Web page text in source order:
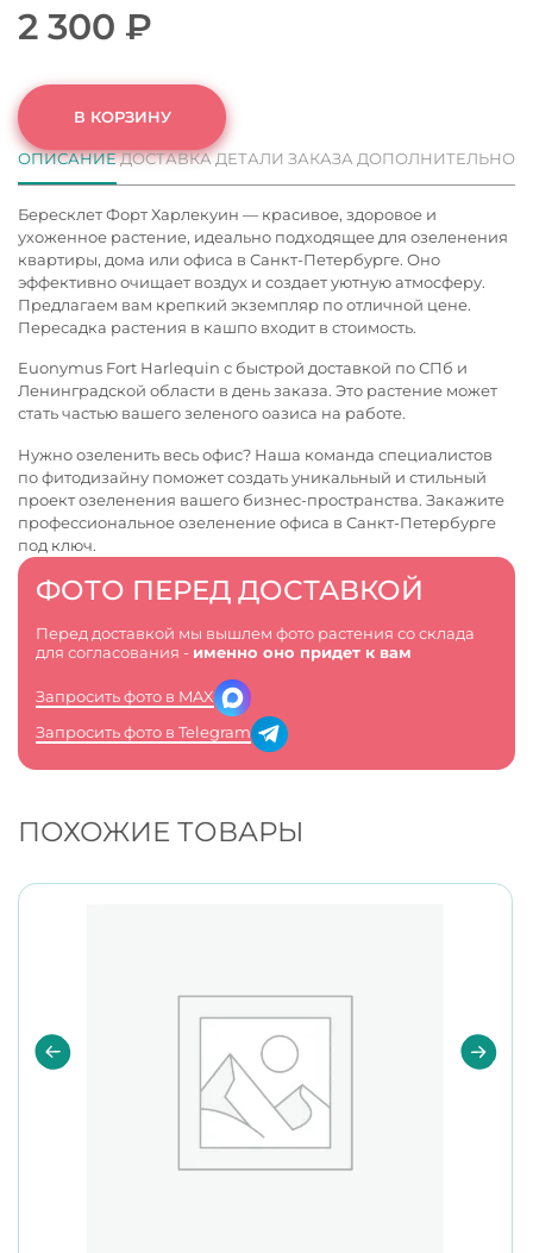
2 300 ₽
В КОРЗИНУ
ФОТО ПЕРЕД ДОСТАВКОЙ
Перед доставкой мы вышлем фото растения со склада
для согласования - именно оно придет к вам
Запросить фото в MAX
Запросить фото в Telegram
ОПИСАНИЕДОСТАВКАДЕТАЛИ ЗАКАЗА ДОПОЛНИТЕЛЬНО
Бересклет Форт Харлекуин — красивое, здоровое и
ухоженное растение, идеально подходящее для озеленения
квартиры, дома или офиса в Санкт-Петербурге. Оно
эффективно очищает воздух и создает уютную атмосферу.
Предлагаем вам крепкий экземпляр по отличной цене.
Пересадка растения в кашпо входит в стоимость.
Euonymus Fort Harlequin с быстрой доставкой по СПб и
Ленинградской области в день заказа. Это растение может
стать частью вашего зеленого оазиса на работе.
Нужно озеленить весь офис? Наша команда специалистов
по фитодизайну поможет создать уникальный и стильный
проект озеленения вашего бизнес-пространства. Закажите
профессиональноеозеленение офиса в Санкт-Петербурге
под ключ.
ПОХОЖИЕ ТОВАРЫ